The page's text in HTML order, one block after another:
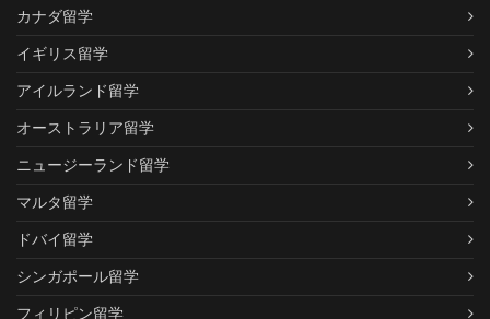
カナダ留学
イギリス留学
アイルランド留学
オーストラリア留学
ニュージーランド留学
マルタ留学
ドバイ留学
シンガポール留学
フィリピン留学